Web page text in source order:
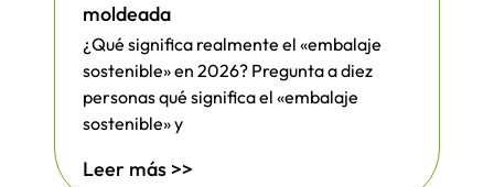
moldeada
¿Qué significa realmente el «embalaje
sostenible» en 2026? Pregunta a diez
personas qué significa el «embalaje
sostenible» y
Leer más >>